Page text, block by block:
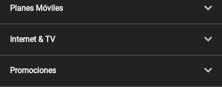
Planes Móviles
Línea Nueva
Línea Adicional
Migración
Internet & TV
Internet + TV
Mejora tu plan
Promociones